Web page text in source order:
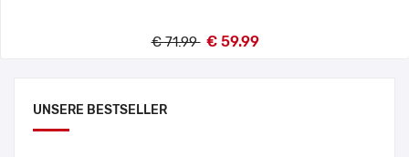
UNSERE BESTSELLER
€ 71.99 € 59.99